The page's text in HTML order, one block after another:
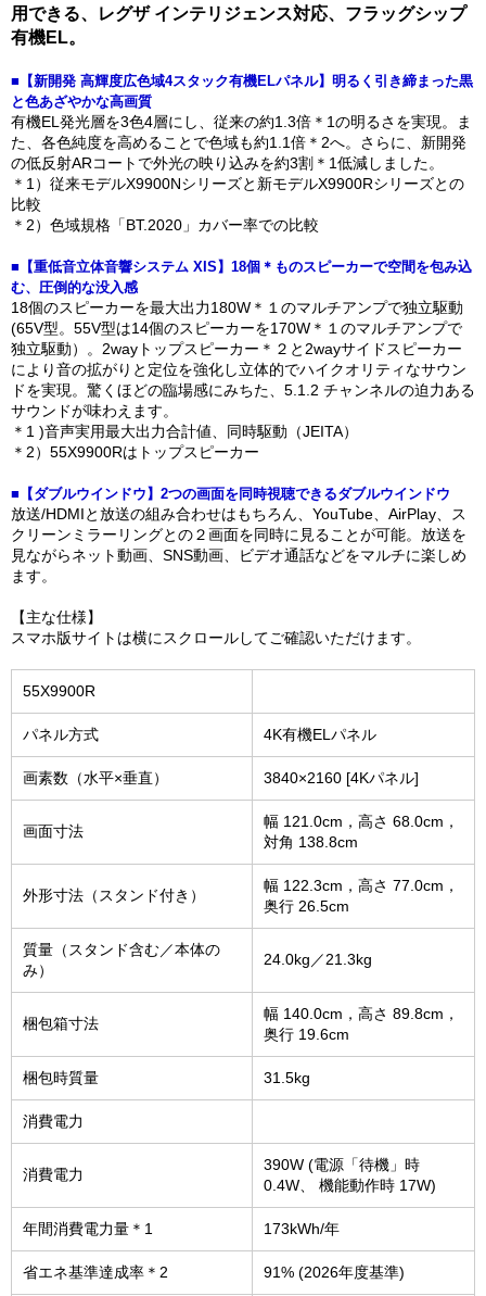
用できる、レグザ インテリジェンス対応、フラッグシップ
有機EL。
■【新開発 高輝度広色域4スタック有機ELパネル】明るく引き締まった黒
と色あざやかな高画質
有機EL発光層を3色4層にし、従来の約1.3倍＊1の明るさを実現。ま
た、各色純度を高めることで色域も約1.1倍＊2へ。さらに、新開発
の低反射ARコートで外光の映り込みを約3割＊1低減しました。
＊1）従来モデルX9900Nシリーズと新モデルX9900Rシリーズとの
比較
＊2）色域規格「BT.2020」カバー率での比較
■【重低音立体音響システム XIS】18個＊ものスピーカーで空間を包み込
む、圧倒的な没入感
18個のスピーカーを最大出力180W＊１のマルチアンプで独立駆動
(65V型。55V型は14個のスピーカーを170W＊１のマルチアンプで
独立駆動）。2wayトップスピーカー＊２と2wayサイドスピーカー
により音の拡がりと定位を強化し立体的でハイクオリティなサウン
ドを実現。驚くほどの臨場感にみちた、5.1.2 チャンネルの迫力ある
サウンドが味わえます。
＊1 )音声実用最大出力合計値、同時駆動（JEITA）
＊2）55X9900Rはトップスピーカー
■【ダブルウインドウ】2つの画面を同時視聴できるダブルウインドウ
放送/HDMIと放送の組み合わせはもちろん、YouTube、AirPlay、ス
クリーンミラーリングとの２画面を同時に見ることが可能。放送を
見ながらネット動画、SNS動画、ビデオ通話などをマルチに楽しめ
ます。
【主な仕様】
スマホ版サイトは横にスクロールしてご確認いただけます。
55X9900R
パネル方式 4K有機ELパネル
画素数（水平×垂直） 3840×2160 [4Kパネル]
画面寸法
幅 121.0cm，高さ 68.0cm，
対角 138.8cm
外形寸法（スタンド付き）
幅 122.3cm，高さ 77.0cm，
奥行 26.5cm
質量（スタンド含む／本体の
み）
24.0kg／21.3kg
梱包箱寸法
幅 140.0cm，高さ 89.8cm，
奥行 19.6cm
梱包時質量 31.5kg
消費電力
消費電力
390W (電源「待機」時
0.4W、 機能動作時 17W)
年間消費電力量＊1 173kWh/年
省エネ基準達成率＊2 91% (2026年度基準)